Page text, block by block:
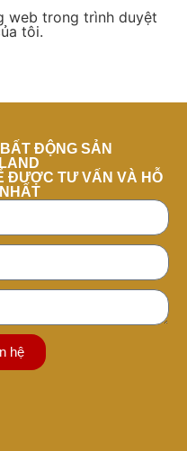
web trong trình duyệt
tôi.
ĐỘNG SẢN
ĐƯỢC TƯ VẤN VÀ HỖ
hệ